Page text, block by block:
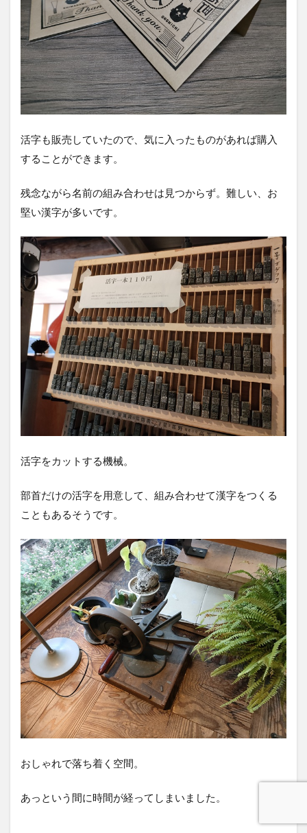
活字も販売していたので、気に入ったものがあれば購入
することができます。
残念ながら名前の組み合わせは見つからず。難しい、お
堅い漢字が多いです。
活字をカットする機械。
部首だけの活字を用意して、組み合わせて漢字をつくる
こともあるそうです。
おしゃれで落ち着く空間。
あっという間に時間が経ってしまいました。